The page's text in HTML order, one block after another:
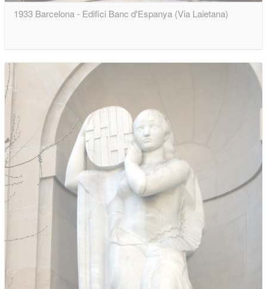
1933 Barcelona - Edifici Banc d'Espanya (Via Laietana)